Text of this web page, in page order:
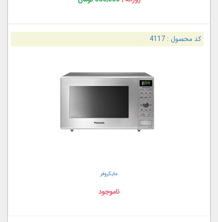
کد محصول :4117
مایکروفر
ناموجود